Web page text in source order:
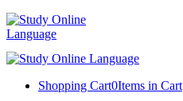
Shopping Cart0Items in Cart